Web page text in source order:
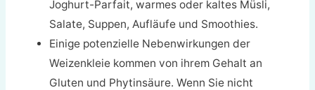
Joghurt-Parfait, warmes oder kaltes Müsli,
Salate, Suppen, Aufläufe und Smoothies.
Einige potenzielle Nebenwirkungen der
Weizenkleie kommen von ihrem Gehalt an
Gluten und Phytinsäure. Wenn Sie nicht